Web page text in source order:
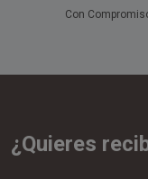
Con
¿Quieres